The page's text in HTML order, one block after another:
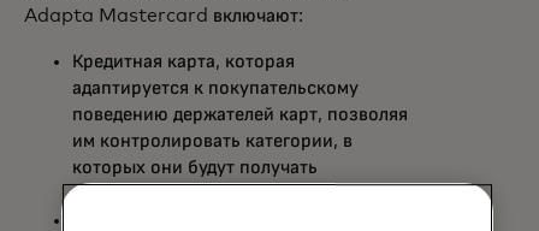
Adapta Mastercard включают:
Кредитная карта, которая
адаптируется к покупательскому
поведению держателей карт, позволяя
им контролировать категории, в
которых они будут получать
наибольшее вознаграждение.